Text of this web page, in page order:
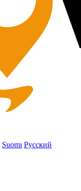
Suomı Русский